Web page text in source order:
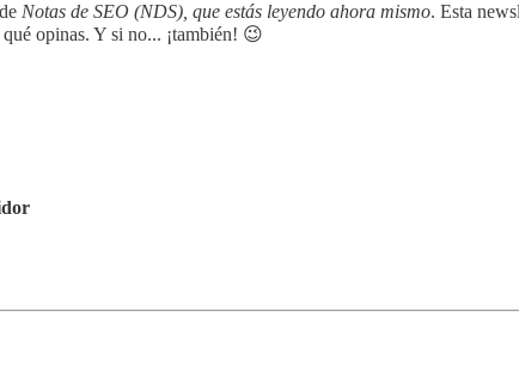
Notas de SEO (NDS), que estás leyendo ahora mismo. Esta
opinas. Y si no... ¡también! 😉